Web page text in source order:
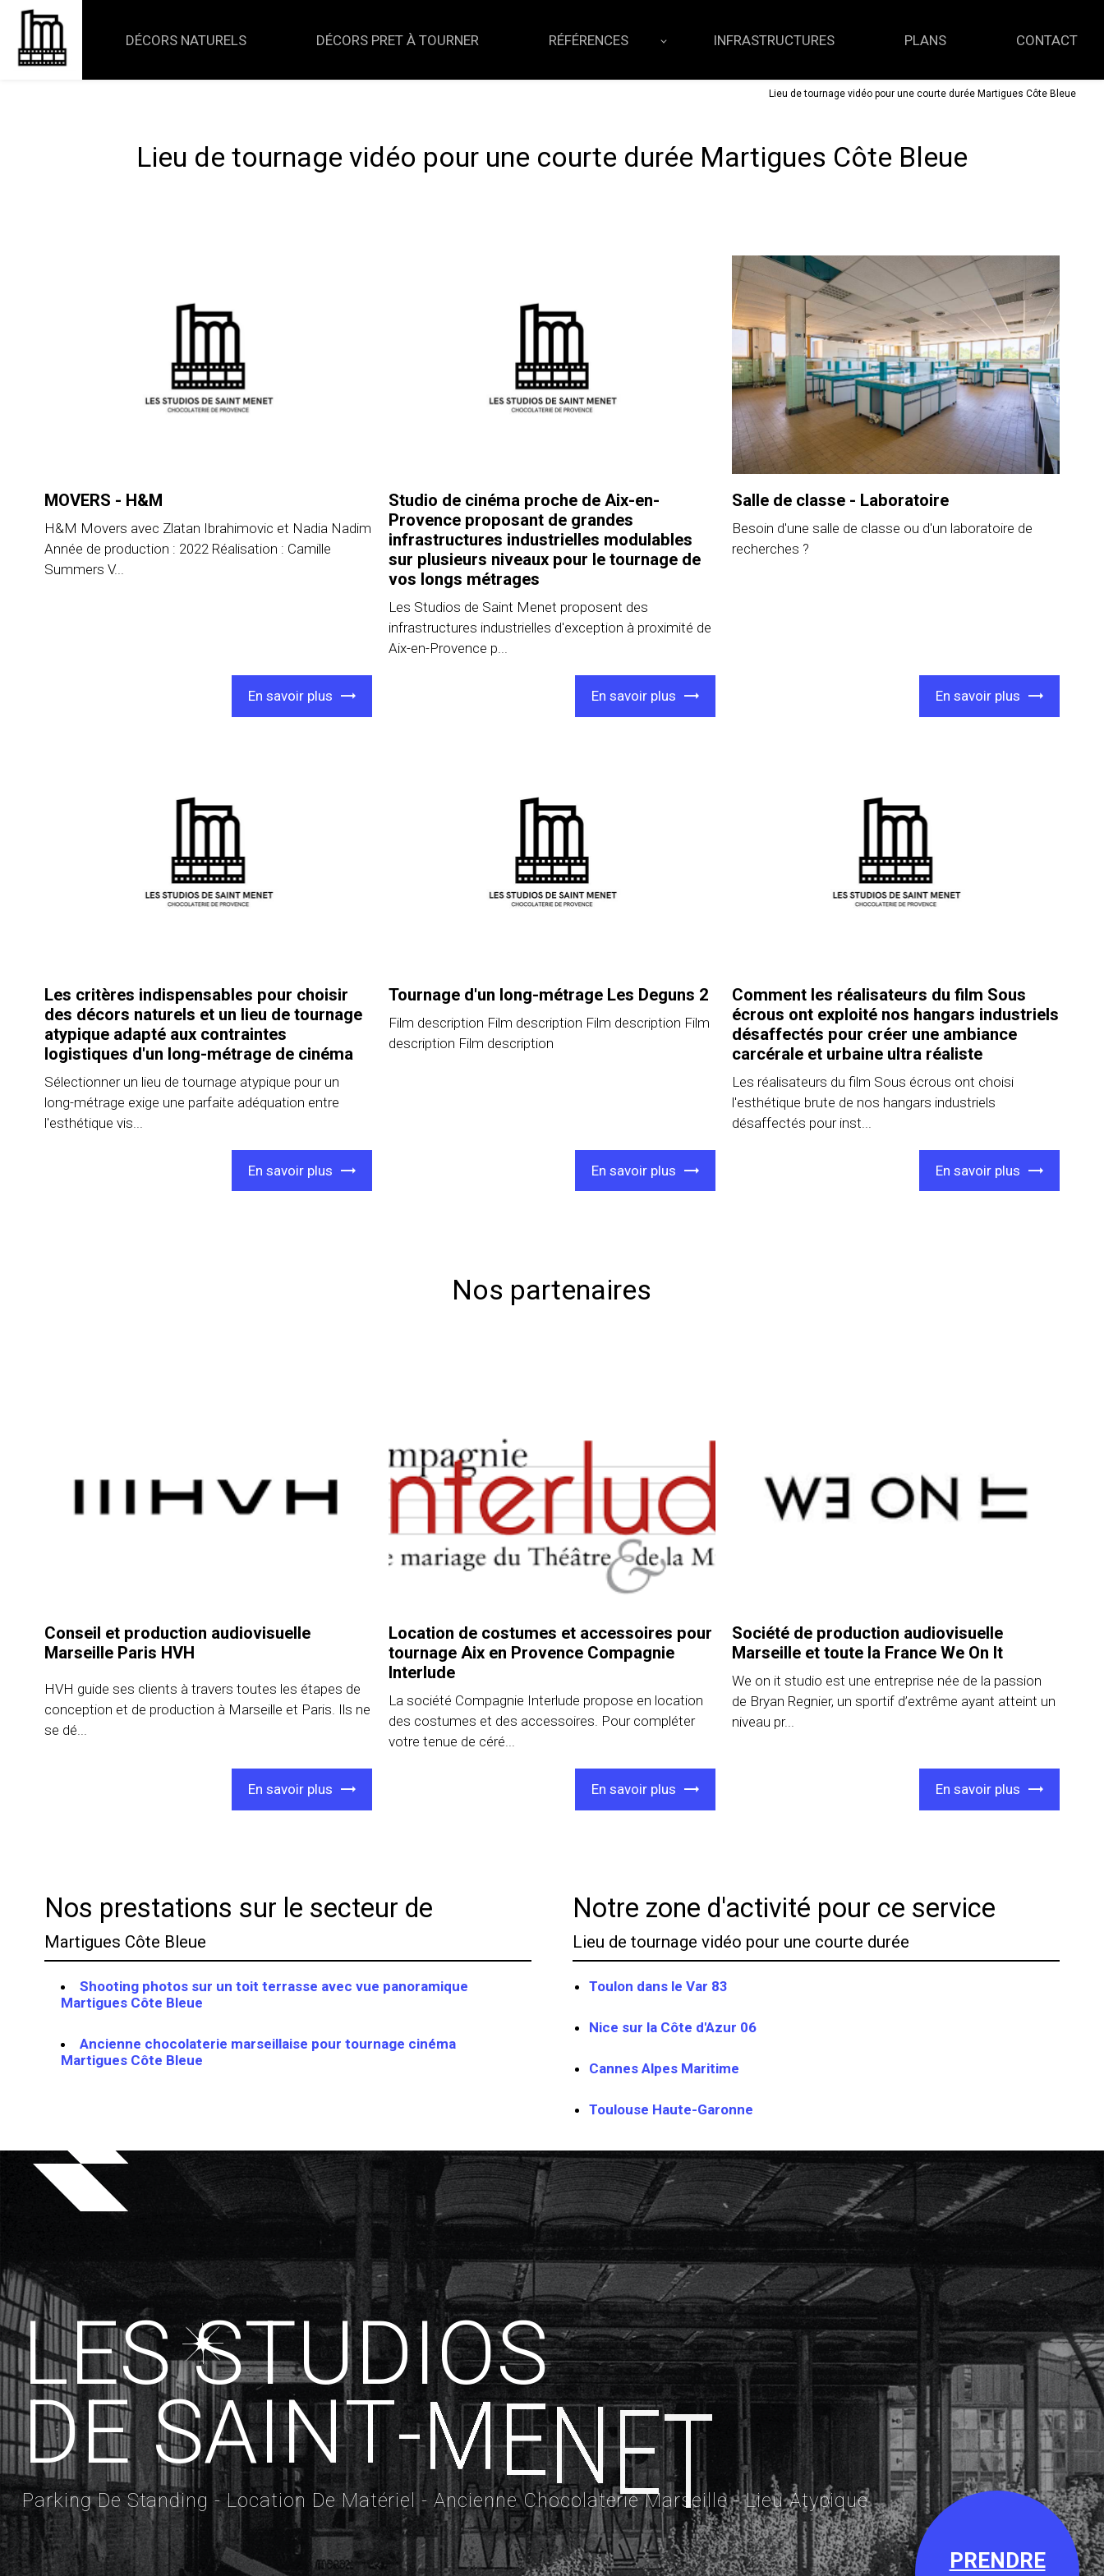
DÉCORS NATURELS DÉCORS PRET À TOURNER RÉFÉRENCES INFRASTRUCTURES PLANS CONTACT
Lieu de tournage vidéo pour une courte durée Martigues Côte Bleue
Lieu de tournage vidéo pour une courte durée Martigues Côte Bleue
MOVERS - H&M
H&M Movers avec Zlatan Ibrahimovic et Nadia Nadim
Année de production : 2022 Réalisation : Camille
Summers V...
En savoir plus
Studio de cinéma proche de Aix-en-
Provence proposant de grandes
infrastructures industrielles modulables
sur plusieurs niveaux pour le tournage de
vos longs métrages
Les Studios de Saint Menet proposent des
infrastructures industrielles d'exception à proximité de
Aix-en-Provence p...
En savoir plus
Salle de classe - Laboratoire
Besoin d'une salle de classe ou d'un laboratoire de
recherches ?
En savoir plus
Les critères indispensables pour choisir
des décors naturels et un lieu de tournage
atypique adapté aux contraintes
logistiques d'un long-métrage de cinéma
Sélectionner un lieu de tournage atypique pour un
long-métrage exige une parfaite adéquation entre
l'esthétique vis...
En savoir plus
Tournage d'un long-métrage Les Deguns 2
Film description Film description Film description Film
description Film description
En savoir plus
Comment les réalisateurs du film Sous
écrous ont exploité nos hangars industriels
désaffectés pour créer une ambiance
carcérale et urbaine ultra réaliste
Les réalisateurs du film Sous écrous ont choisi
l'esthétique brute de nos hangars industriels
désaffectés pour inst...
En savoir plus
Nos partenaires
Conseil et production audiovisuelle
Marseille Paris HVH
HVH guide ses clients à travers toutes les étapes de
conception et de production à Marseille et Paris. Ils ne
se dé...
En savoir plus
Location de costumes et accessoires pour
tournage Aix en Provence Compagnie
Interlude
La société Compagnie Interlude propose en location
des costumes et des accessoires. Pour compléter
votre tenue de céré...
En savoir plus
Société de production audiovisuelle
Marseille et toute la France We On It
We on it studio est une entreprise née de la passion
de Bryan Regnier, un sportif d’extrême ayant atteint un
niveau pr...
En savoir plus
Nos prestations sur le secteur de
Martigues Côte Bleue
Shooting photos sur un toit terrasse avec vue panoramique
Martigues Côte Bleue
Ancienne chocolaterie marseillaise pour tournage cinéma
Martigues Côte Bleue
Notre zone d'activité pour ce service
Lieu de tournage vidéo pour une courte durée
Toulon dans le Var 83
Nice sur la Côte d'Azur 06
Cannes Alpes Maritime
Toulouse Haute-Garonne
LES STUDIOS
DE SAINT-MENET
Parking De Standing - Location De Matériel - Ancienne Chocolaterie Marseille - Lieu Atypique
PRENDRE
Panneau de gestion des cookies